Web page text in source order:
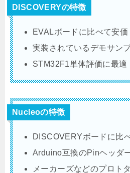
DISCOVERYの特徴
EVALボードに比べて安価
実装されているデモサン
STM32F1単体評価に最適
Nucleoの特徴
DISCOVERYボードに比
Arduino互換のPinヘッダ
メーカーズなどのプロト